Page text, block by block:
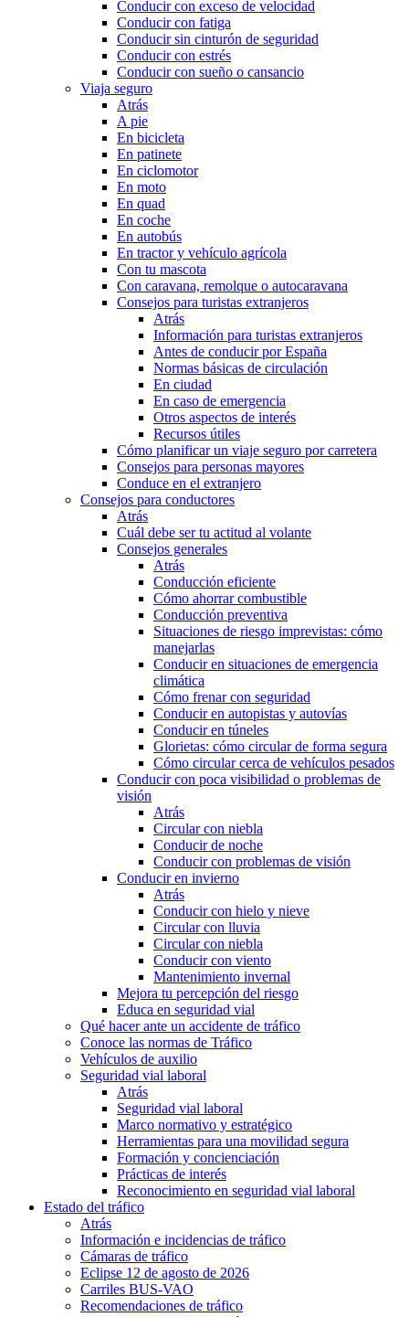
Conducir con exceso de velocidad
Conducir con fatiga
Conducir sin cinturón de seguridad
Conducir con estrés
Conducir con sueño o cansancio
Viaja seguro
Atrás
A pie
En bicicleta
En patinete
En ciclomotor
En moto
En quad
En coche
En autobús
En tractor y vehículo agrícola
Con tu mascota
Con caravana, remolque o autocaravana
Consejos para turistas extranjeros
Atrás
Información para turistas extranjeros
Antes de conducir por España
Normas básicas de circulación
En ciudad
En caso de emergencia
Otros aspectos de interés
Recursos útiles
Cómo planificar un viaje seguro por carretera
Consejos para personas mayores
Conduce en el extranjero
Consejos para conductores
Atrás
Cuál debe ser tu actitud al volante
Consejos generales
Atrás
Conducción eficiente
Cómo ahorrar combustible
Conducción preventiva
Situaciones de riesgo imprevistas: cómo
manejarlas
Conducir en situaciones de emergencia
climática
Cómo frenar con seguridad
Conducir en autopistas y autovías
Conducir en túneles
Glorietas: cómo circular de forma segura
Cómo circular cerca de vehículos pesados
Conducir con poca visibilidad o problemas de
visión
Atrás
Circular con niebla
Conducir de noche
Conducir con problemas de visión
Conducir en invierno
Atrás
Conducir con hielo y nieve
Circular con lluvia
Circular con niebla
Conducir con viento
Mantenimiento invernal
Mejora tu percepción del riesgo
Educa en seguridad vial
Qué hacer ante un accidente de tráfico
Conoce las normas de Tráfico
Vehículos de auxilio
Seguridad vial laboral
Atrás
Seguridad vial laboral
Marco normativo y estratégico
Herramientas para una movilidad segura
Formación y concienciación
Prácticas de interés
Reconocimiento en seguridad vial laboral
Estado del tráfico
Atrás
Información e incidencias de tráfico
Cámaras de tráfico
Eclipse 12 de agosto de 2026
Carriles BUS-VAO
Recomendaciones de tráfico